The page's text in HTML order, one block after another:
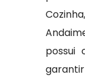
possui